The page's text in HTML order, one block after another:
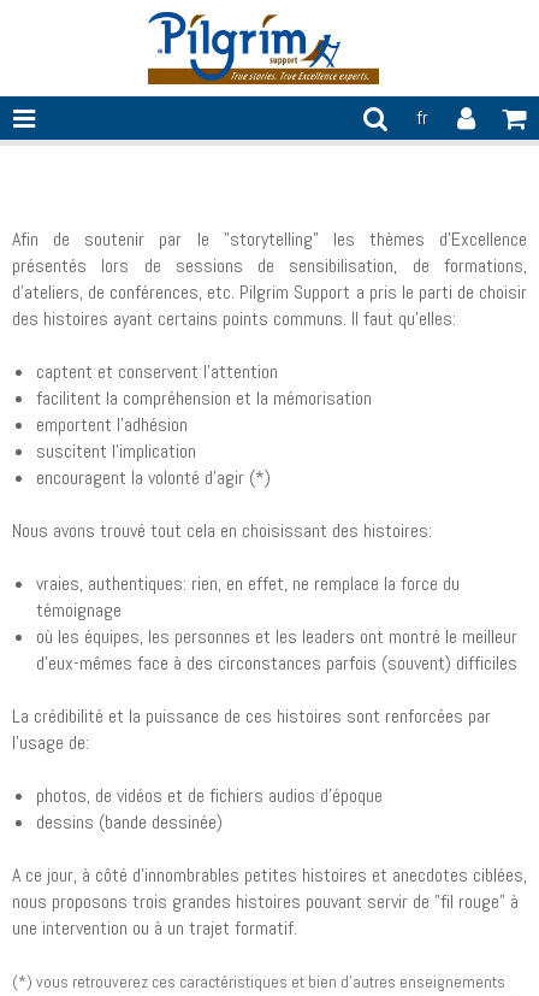
fr
Afin de soutenir par le "storytelling" les thèmes d'Excellence
présentés lors de sessions de sensibilisation, de formations,
d'ateliers, de conférences, etc. Pilgrim Support a pris le parti de choisir
des histoires ayant certains points communs. Il faut qu'elles:
captent et conservent l'attention
facilitent la compréhension et la mémorisation
emportent l'adhésion
suscitent l'implication
encouragent la volonté d'agir (*)
Nous avons trouvé tout cela en choisissant des histoires:
vraies, authentiques: rien, en effet, ne remplace la force du
témoignage
où les équipes, les personnes et les leaders ont montré le meilleur
d'eux-mêmes face à des circonstances parfois (souvent) difficiles
La crédibilité et la puissance de ces histoires sont renforcées par
l'usage de:
photos, de vidéos et de fichiers audios d'époque
dessins (bande dessinée)
A ce jour, à côté d'innombrables petites histoires et anecdotes ciblées,
nous proposons trois grandes histoires pouvant servir de "fil rouge" à
une intervention ou à un trajet formatif.
(*) vous retrouverez ces caractéristiques et bien d'autres enseignements